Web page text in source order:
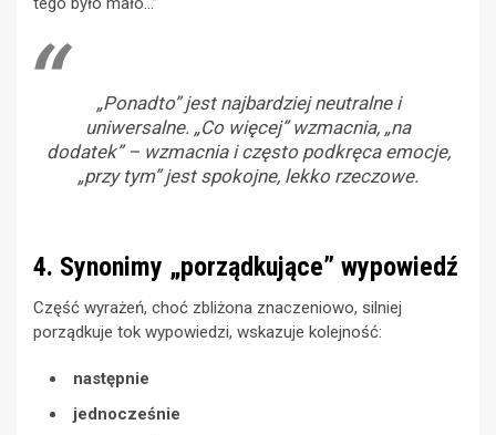
„Ponadto” jest najbardziej neutralne i
uniwersalne. „Co więcej” wzmacnia, „na
dodatek” – wzmacnia i często podkręca emocje,
„przy tym” jest spokojne, lekko rzeczowe.
4. Synonimy „porządkujące” wypowiedź
Część wyrażeń, choć zbliżona znaczeniowo, silniej
porządkuje tok wypowiedzi, wskazuje kolejność:
następnie
jednocześnie